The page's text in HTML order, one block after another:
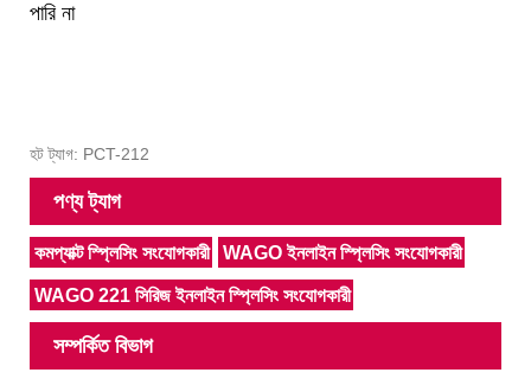
পারি না
হট ট্যাগ: PCT-212
পণ্য ট্যাগ
কমপ্যাক্ট স্প্লিসিং সংযোগকারী WAGO ইনলাইন স্প্লিসিং সংযোগকারী
WAGO 221 সিরিজ ইনলাইন স্প্লিসিং সংযোগকারী
সম্পর্কিত বিভাগ